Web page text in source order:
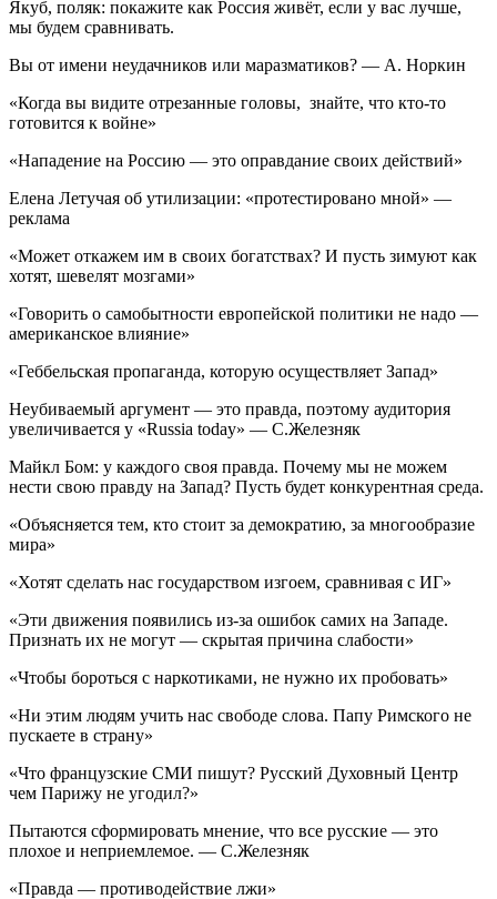
Якуб, поляк: покажите как Россия живёт, если у вас лучше,
мы будем сравнивать.
Вы от имени неудачников или маразматиков? — А. Норкин
«Когда вы видите отрезанные головы, знайте, что кто-то
готовится к войне»
«Нападение на Россию — это оправдание своих действий»
Елена Летучая об утилизации: «протестировано мной» —
реклама
«Может откажем им в своих богатствах? И пусть зимуют как
хотят, шевелят мозгами»
«Говорить о самобытности европейской политики не надо —
американское влияние»
«Геббельская пропаганда, которую осуществляет Запад»
Неубиваемый аргумент — это правда, поэтому аудитория
увеличивается у «Russia today» — С.Железняк
Майкл Бом: у каждого своя правда. Почему мы не можем
нести свою правду на Запад? Пусть будет конкурентная среда.
«Объясняется тем, кто стоит за демократию, за многообразие
мира»
«Хотят сделать нас государством изгоем, сравнивая с ИГ»
«Эти движения появились из-за ошибок самих на Западе.
Признать их не могут — скрытая причина слабости»
«Чтобы бороться с наркотиками, не нужно их пробовать»
«Ни этим людям учить нас свободе слова. Папу Римского не
пускаете в страну»
«Что французские СМИ пишут? Русский Духовный Центр
чем Парижу не угодил?»
Пытаются сформировать мнение, что все русские — это
плохое и неприемлемое. — С.Железняк
«Правда — противодействие лжи»